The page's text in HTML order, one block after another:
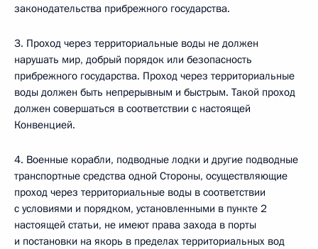
законодательства прибрежного государства.
3. Проход через территориальные воды не должен
нарушать мир, добрый порядок или безопасность
прибрежного государства. Проход через территориальные
воды должен быть непрерывным и быстрым. Такой проход
должен совершаться в соответствии с настоящей
Конвенцией.
4. Военные корабли, подводные лодки и другие подводные
транспортные средства одной Стороны, осуществляющие
проход через территориальные воды в соответствии
с условиями и порядком, установленными в пункте 2
настоящей статьи, не имеют права захода в порты
и постановки на якорь в пределах территориальных вод